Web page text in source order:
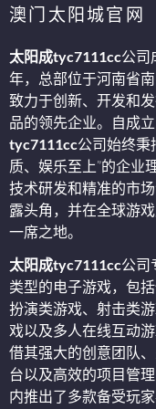
澳门太阳城官网
太阳成tyc7111cc公司
年，总部位于河南省
致力于创新、开发和
品的领先企业。自成
tyc7111cc公司始终秉
质、娱乐至上”的企业
技术研发和精准的市
露头角，并在全球游
一席之地。
太阳成tyc7111cc公司
类型的电子游戏，包
扮演类游戏、射击类
戏以及多人在线互动
借其强大的创意团队
台以及高效的项目管
内推出了多款备受玩